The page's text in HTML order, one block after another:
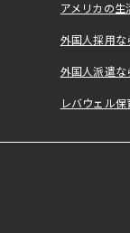
アメリカの
外国人採用
外国人派遣な
レバウェル